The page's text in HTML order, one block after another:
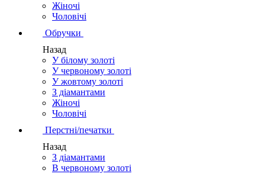
Жіночі
Чоловічі
Обручки
Назад
У білому золоті
У червоному золоті
У жовтому золоті
З діамантами
Жіночі
Чоловічі
Перстні/печатки
Назад
З діамантами
В червоному золоті